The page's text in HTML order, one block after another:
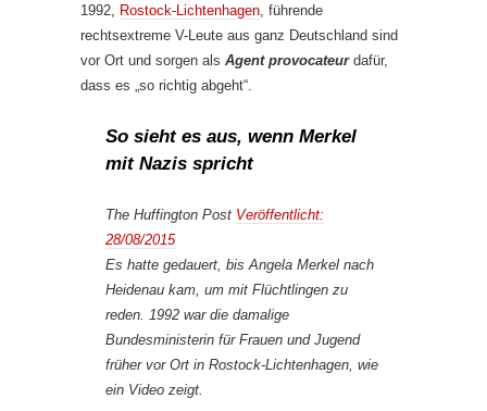
1992, Rostock-Lichtenhagen , führende
rechtsextreme V-Leute aus ganz Deutschland sind
vor Ort und sorgen als Agent provocateur dafür,
dass es „so richtig abgeht“.
So sieht es aus, wenn Merkel
mit Nazis spricht
The Huffington Post Veröffentlicht:
28/08/2015
Es hatte gedauert, bis Angela Merkel nach
Heidenau kam, um mit Flüchtlingen zu
reden. 1992 war die damalige
Bundesministerin für Frauen und Jugend
früher vor Ort in Rostock-Lichtenhagen, wie
ein Video zeigt.